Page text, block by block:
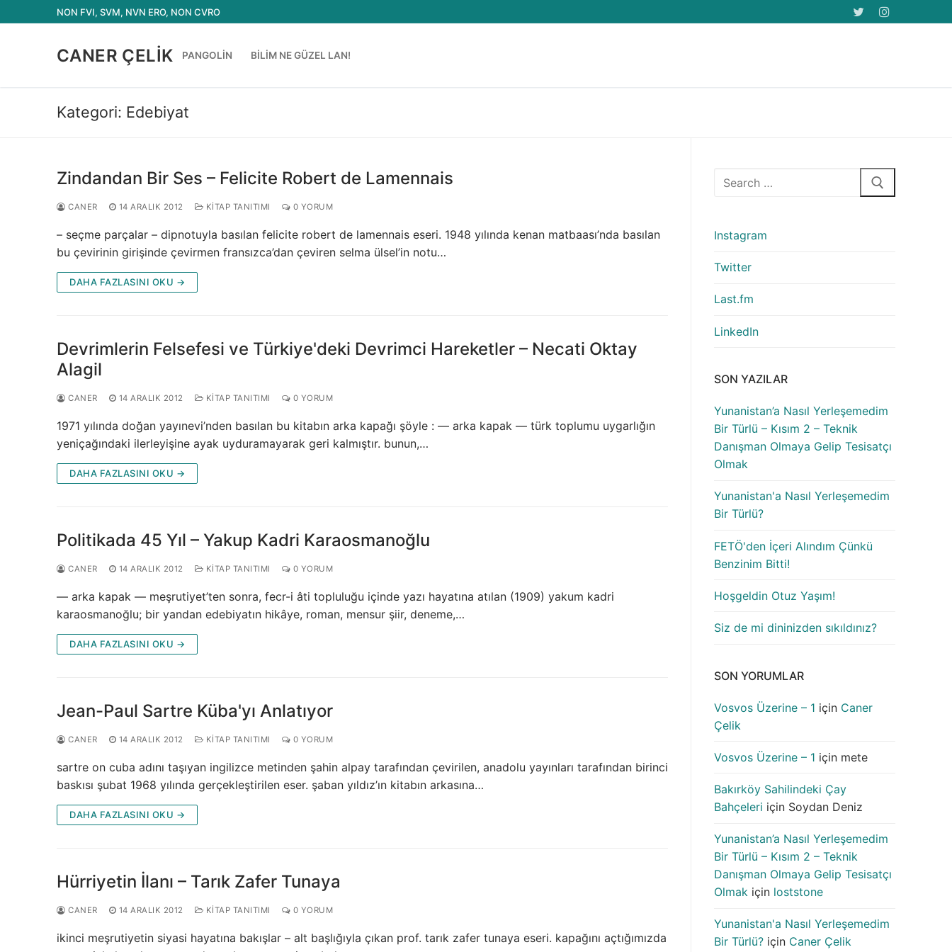
atla
NON FVI, SVM, NVN ERO, NON CVRO
CANER ÇELIK PANGOLIN BILIM NE GÜZEL LAN!
Kategori: Edebiyat
Zindandan Bir Ses – Felicite Robert de Lamennais
CANER 14 ARALIK 2012 KITAP TANITIMI 0 YORUM
– seçme parçalar – dipnotuyla basılan felicite robert de lamennais eseri. 1948 yılında kenan matbaası’nda basılan
bu çevirinin girişinde çevirmen fransızca’dan çeviren selma ülsel’in notu…
DAHA FAZLASINI OKU →
Devrimlerin Felsefesi ve Türkiye'deki Devrimci Hareketler – Necati Oktay
Alagil
CANER 14 ARALIK 2012 KITAP TANITIMI 0 YORUM
1971 yılında doğan yayınevi’nden basılan bu kitabın arka kapağı şöyle : — arka kapak — türk toplumu uygarlığın
yeniçağındaki ilerleyişine ayak uyduramayarak geri kalmıştır. bunun,…
DAHA FAZLASINI OKU →
Politikada 45 Yıl – Yakup Kadri Karaosmanoğlu
CANER 14 ARALIK 2012 KITAP TANITIMI 0 YORUM
— arka kapak — meşrutiyet’ten sonra, fecr-i âti topluluğu içinde yazı hayatına atılan (1909) yakum kadri
karaosmanoğlu; bir yandan edebiyatın hikâye, roman, mensur şiir, deneme,…
DAHA FAZLASINI OKU →
Jean-Paul Sartre Küba'yı Anlatıyor
CANER 14 ARALIK 2012 KITAP TANITIMI 0 YORUM
sartre on cuba adını taşıyan ingilizce metinden şahin alpay tarafından çevirilen, anadolu yayınları tarafından birinci
baskısı şubat 1968 yılında gerçekleştirilen eser. şaban yıldız’ın kitabın arkasına…
DAHA FAZLASINI OKU →
Hürriyetin İlanı – Tarık Zafer Tunaya
CANER 14 ARALIK 2012 KITAP TANITIMI 0 YORUM
ikinci meşrutiyetin siyasi hayatına bakışlar – alt başlığıyla çıkan prof. tarık zafer tunaya eseri. kapağını açtığımızda
Arama:
Instagram
Twitter
Last.fm
LinkedIn
SON YAZILAR
Yunanistan’a Nasıl Yerleşemedim
Bir Türlü – Kısım 2 – Teknik
Danışman Olmaya Gelip Tesisatçı
Olmak
Yunanistan'a Nasıl Yerleşemedim
Bir Türlü?
FETÖ'den İçeri Alındım Çünkü
Benzinim Bitti!
Hoşgeldin Otuz Yaşım!
Siz de mi dininizden sıkıldınız?
SON YORUMLAR
Vosvos Üzerine – 1 için Caner
Çelik
Vosvos Üzerine – 1 için mete
Bakırköy Sahilindeki Çay
Bahçeleri için Soydan Deniz
Yunanistan’a Nasıl Yerleşemedim
Bir Türlü – Kısım 2 – Teknik
Danışman Olmaya Gelip Tesisatçı
Olmak için loststone
Yunanistan'a Nasıl Yerleşemedim
Bir Türlü? için Caner Çelik